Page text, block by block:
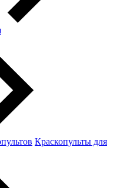
Краскопульты для